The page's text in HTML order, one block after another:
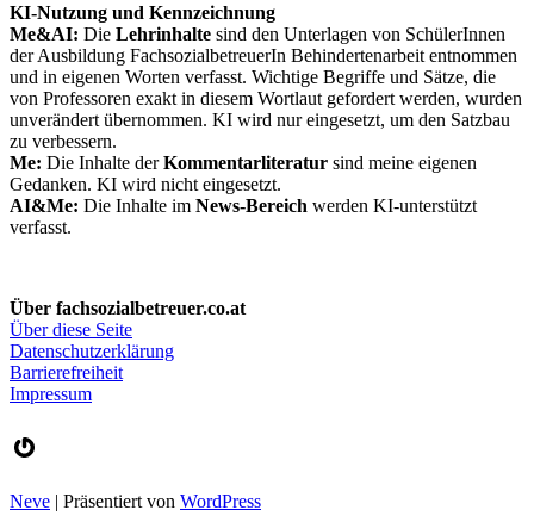
KI-Nutzung und Kennzeichnung
Me&AI: Die Lehrinhalte sind den Unterlagen von SchülerInnen
der Ausbildung FachsozialbetreuerIn Behindertenarbeit entnommen
und in eigenen Worten verfasst. Wichtige Begriffe und Sätze, die
von Professoren exakt in diesem Wortlaut gefordert werden, wurden
unverändert übernommen. KI wird nur eingesetzt, um den Satzbau
zu verbessern.
Me: Die Inhalte derKommentarliteratur sind meine eigenen
Gedanken. KI wird nicht eingesetzt.
AI&Me: Die Inhalte im News-Bereich werden KI-unterstützt
verfasst.
Über fachsozialbetreuer.co.at
Über diese Seite
Datenschutzerklärung
Barrierefreiheit
Impressum
Gravatar
Neve | Präsentiert von WordPress